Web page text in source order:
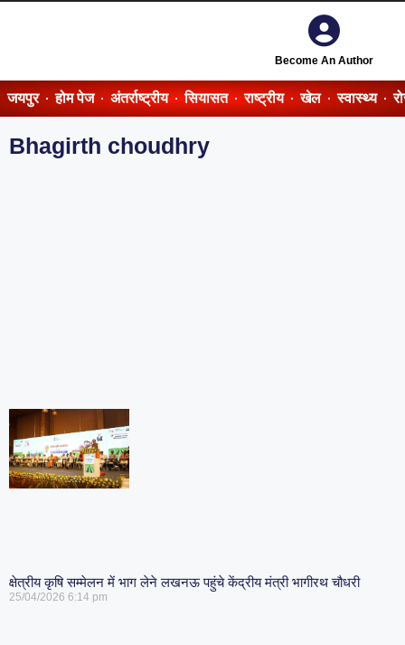
Become An Author
जयपुर होम पेज अंतर्राष्ट्रीय सियासत राष्ट्रीय खेल स्वास्थ्य
Bhagirth choudhry
क्षेत्रीय कृषि सम्मेलन में भाग लेने लखनऊ पहुंचे केंद्रीय मंत्री भागीरथ चौधरी
25/04/2026 6:14 pm